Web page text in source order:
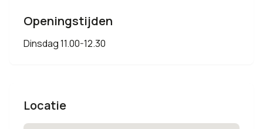
Openingstijden
Dinsdag 11.00-12.30
Locatie